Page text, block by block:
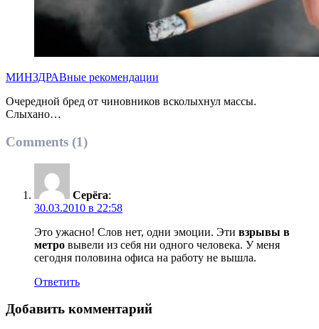
МИНЗДРАВные рекомендации
Очередной бред от чиновников всколыхнул массы.
Слыхано…
Comments (1)
Серёга:
30.03.2010 в 22:58
Это ужасно! Слов нет, одни эмоции. Эти взрывы в
метро вывели из себя ни одного человека. У меня
сегодня половина офиса на работу не вышла.
Ответить
Добавить комментарий